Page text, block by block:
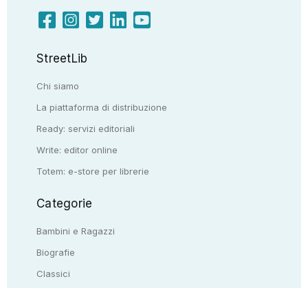
StreetLib
Chi siamo
La piattaforma di distribuzione
Ready: servizi editoriali
Write: editor online
Totem: e-store per librerie
Categorie
Bambini e Ragazzi
Biografie
Classici